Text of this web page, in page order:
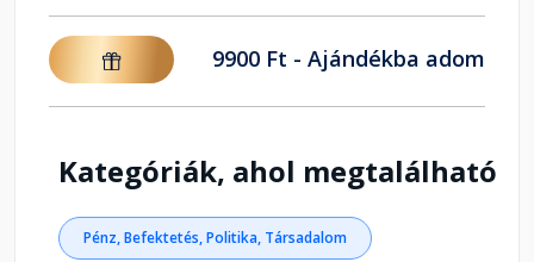
9900 Ft - Ajándékba adom
Kategóriák, ahol megtalálható
Pénz, Befektetés, Politika, Társadalom